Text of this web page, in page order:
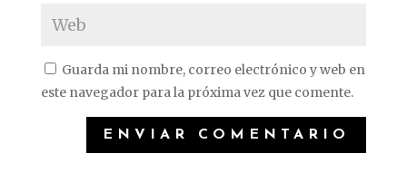
Guarda mi nombre, correo electrónico y web en
este navegador para la próxima vez que comente.